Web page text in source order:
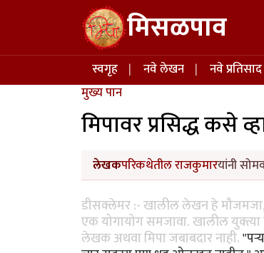
Skip to main content मिसळपाव
Main navigation
स्वगृह नवे लेखन नवे प्रतिसाद
मुख्य पान
मिपावर प्रसिद्ध कसे
लेखकपरिकथेतील राजकुमारयांनी
डीसक्लेमर :- खालील लेखन हे
एक योगायोग समजावा. खालील युक्त्या
लेखक अथवा मिपा जबाबदार नाही.